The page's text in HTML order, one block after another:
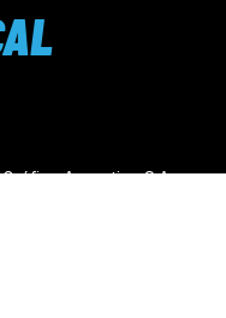
Argentina S.A.